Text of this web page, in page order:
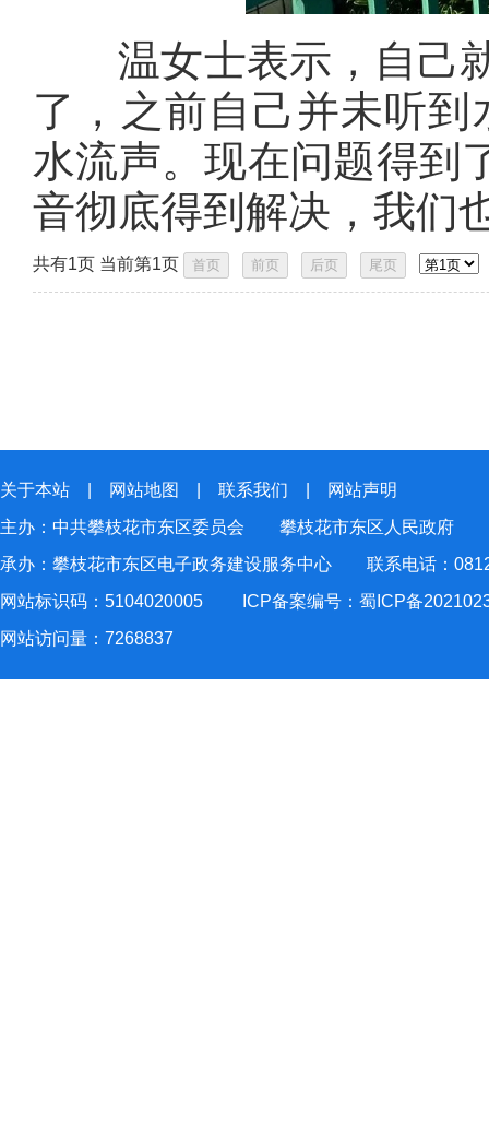
温女士表示，自己就
了，之前自己并未听
水流声。现在问题得到
音彻底得到解决，我们
共有1页 当前第1页
关于本站 网站地图 联系我们
网站声明
主办：中共攀枝花市东区委员会 攀枝花市东区人民政府
承办：攀枝花市东区电子政务建设服务中心 联系电话：
网站标识码：5104020005
ICP备案编号：蜀ICP备
网站访问量： 7268837